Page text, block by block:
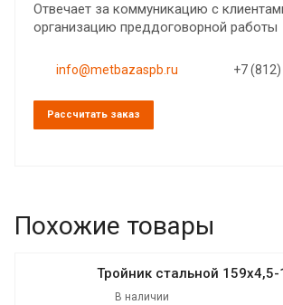
Отвечает за коммуникацию с
организацию преддоговорной работы
info@metbazaspb.ru +7
Рассчитать заказ
Похожие товары
Тройник стальной 159х4,5-
В наличии